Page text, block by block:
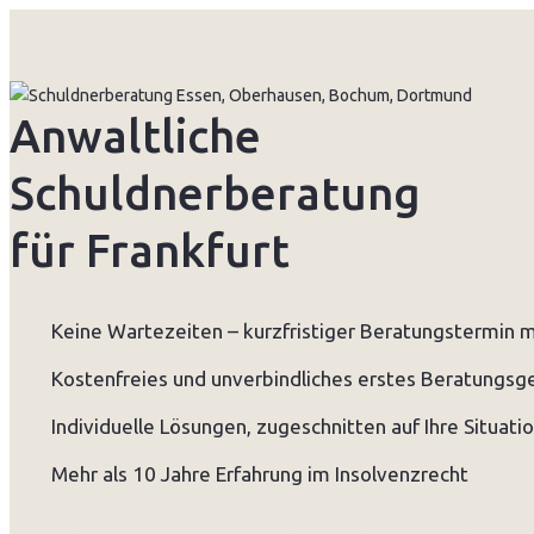
Anwaltliche
Schuldnerberatung
für Frankfurt
Keine Wartezeiten – kurzfristiger Beratungstermin
Kostenfreies und unverbindliches erstes
Individuelle Lösungen, zugeschnitten auf Ihre
Mehr als 10 Jahre Erfahrung im Insolvenzrecht